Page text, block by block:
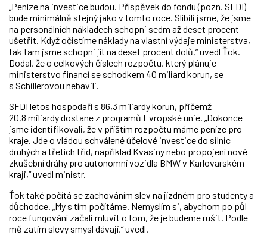
„Peníze na investice budou. Příspěvek do fondu (pozn. SFDI)
bude minimálně stejný jako v tomto roce. Slíbili jsme, že jsme
na personálních nákladech schopni sedm až deset procent
ušetřit. Když očistíme náklady na vlastní výdaje ministerstva,
tak tam jsme schopni jít na deset procent dolů,“ uvedl Ťok.
Dodal, že o celkových číslech rozpočtu, který plánuje
ministerstvo financí se schodkem 40 miliard korun, se
s Schillerovou nebavili.
SFDI letos hospodaří s 86,3 miliardy korun, přičemž
20,8 miliardy dostane z programů Evropské unie. „Dokonce
jsme identifikovali, že v příštím rozpočtu máme peníze pro
kraje. Jde o vládou schválené účelové investice do silnic
druhých a třetích tříd, například Kvasiny nebo propojení nové
zkušební dráhy pro autonomní vozidla BMW v Karlovarském
kraji,“ uvedl ministr.
Ťok také počítá se zachováním slev na jízdném pro studenty a
důchodce. „My s tím počítáme. Nemyslím si, abychom po půl
roce fungování začali mluvit o tom, že je budeme rušit. Podle
mě zatím slevy smysl dávají,“ uvedl.